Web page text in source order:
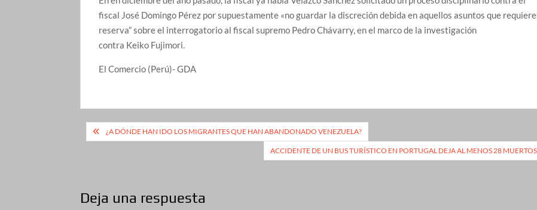
fiscal José Domingo Pérez por supuestamente «no guardar la discreción debida en aquellos asuntos que
reserva” sobre el interrogatorio al fiscal supremo Pedro Chávarry, en el marco de la investigación
contra Keiko Fujimori.
El Comercio (Perú)- GDA
Navegación
¿A DÓNDE HAN IDO LOS MIGRANTES QUE HAN ABANDONADO VENEZUELA?
ACCIDENTE DE UN BUS TURÍSTICO EN PORTUGAL DEJA AL MENOS 28 MUERTOS
Deja una respuesta